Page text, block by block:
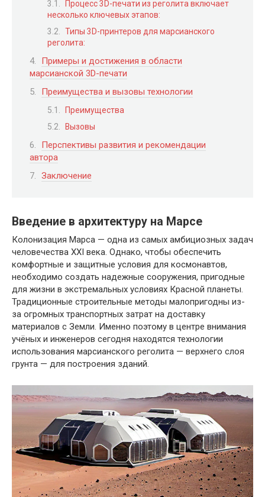
Процесс 3D-печати из реголита включает
несколько ключевых этапов:
Типы 3D-принтеров для марсианского
реголита:
Примеры и достижения в области
марсианской 3D-печати
Преимущества и вызовы технологии
Преимущества
Вызовы
Перспективы развития и рекомендации
автора
Заключение
Введение в архитектуру на Марсе
Колонизация Марса — одна из самых амбициозных задач
человечества XXI века. Однако, чтобы обеспечить
комфортные и защитные условия для космонавтов,
необходимо создать надежные сооружения, пригодные
для жизни в экстремальных условиях Красной планеты.
Традиционные строительные методы малопригодны из-
за огромных транспортных затрат на доставку
материалов с Земли. Именно поэтому в центре внимания
учёных и инженеров сегодня находятся технологии
использования марсианского реголита — верхнего слоя
грунта — для построения зданий.